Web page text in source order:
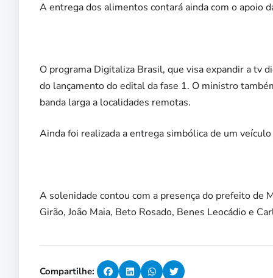
A entrega dos alimentos contará ainda com o apoio
O programa Digitaliza Brasil, que visa expandir a tv
do lançamento do edital da fase 1. O ministro
banda larga a localidades remotas.
Ainda foi realizada a entrega simbólica de um
A solenidade contou com a presença do prefeito de
Girão, João Maia, Beto Rosado, Benes Leocádio e
Compartilhe: